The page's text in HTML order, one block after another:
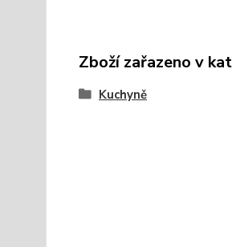
Zboží zařazeno v
Kuchyně